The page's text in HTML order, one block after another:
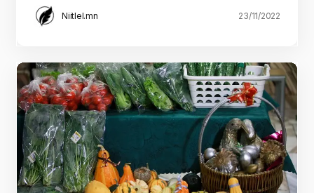
Niitlel.mn 23/11/2022